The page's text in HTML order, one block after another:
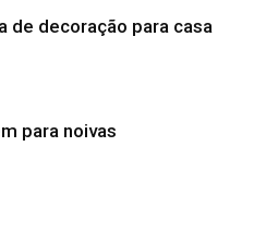
de decoração para casa
para noivas